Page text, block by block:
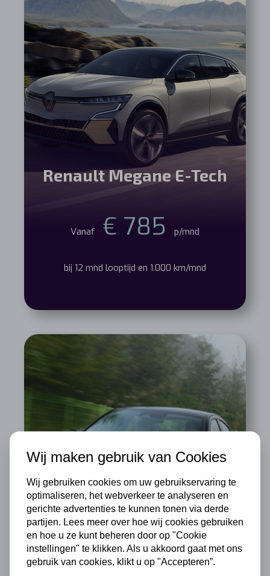
Renault Megane E-Tech
Vanaf € 785 p/mnd
bij 12 mnd looptijd en 1.000 km/mnd
Hyundai IONIQ 6
Wij maken gebruik van Cookies
Wij gebruiken cookies om uw gebruikservaring te
optimaliseren, het webverkeer te analyseren en
gerichte advertenties te kunnen tonen via derde
partijen. Lees meer over hoe wij cookies gebruiken
en hoe u ze kunt beheren door op "Cookie
instellingen" te klikken. Als u akkoord gaat met ons
gebruik van cookies, klikt u op "Accepteren”.